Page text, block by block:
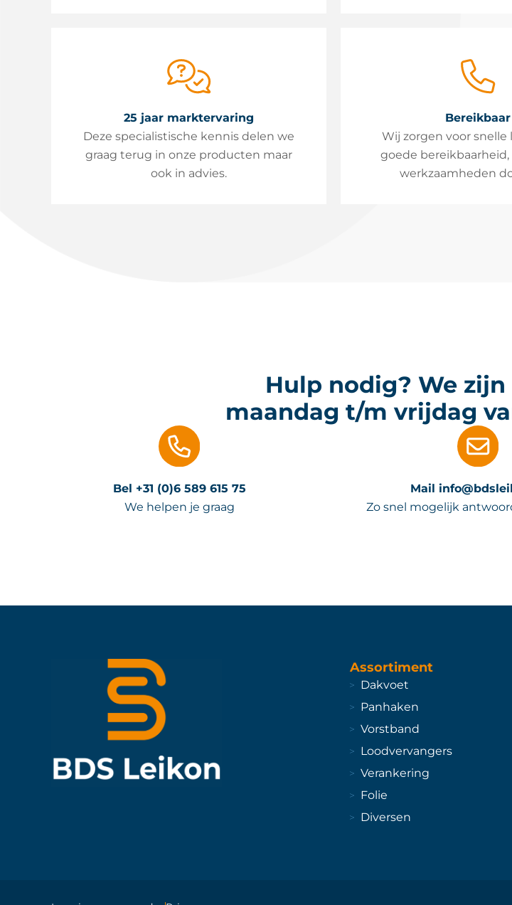
25 jaar marktervaring
Deze specialistische kennis delen we
graag terug in onze producten maar
ook in advies.
Bereikbaar
Wij zorgen voor snelle
goede
werkzaamheden
Hulp nodig? We
maandag t/m vrijdag
Bel +31 (0)6 589 615 75
We helpen je graag
Mail
Zo snel mogelijk
Assortiment
Dakvoet
Panhaken
Vorstband
Loodvervangers
Verankering
Folie
Diversen